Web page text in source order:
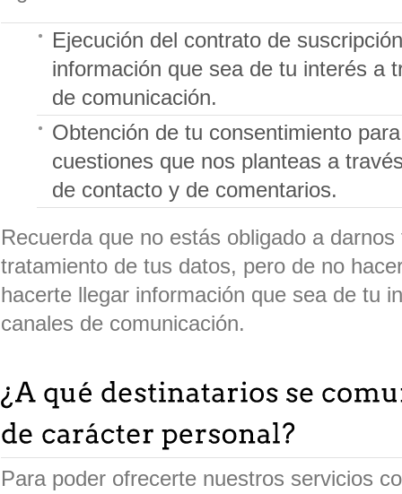
Ejecución del contrato de
información que sea de tu interés a
de comunicación.
Obtención de tu consentimiento
cuestiones que nos planteas a
de contacto y de comentarios.
Recuerda que no estás obligado a
tratamiento de tus datos, pero de no
hacerte llegar información que sea de tu
canales de comunicación.
Para poder ofrecerte nuestros servicios